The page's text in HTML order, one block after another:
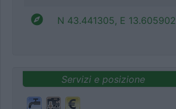
N 43.441305, E 13.605902
Servizi e posizione